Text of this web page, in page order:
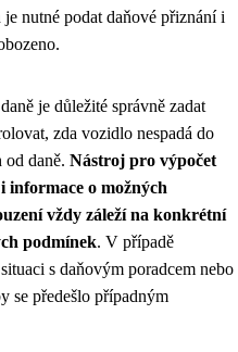
nutné podat daňové přiznání i
je důležité správně zadat
zda vozidlo nespadá do
od daně. Nástroj pro výpočet
informace o možných
vždy záleží na konkrétní
podmínek. V případě
s daňovým poradcem nebo
se předešlo případným